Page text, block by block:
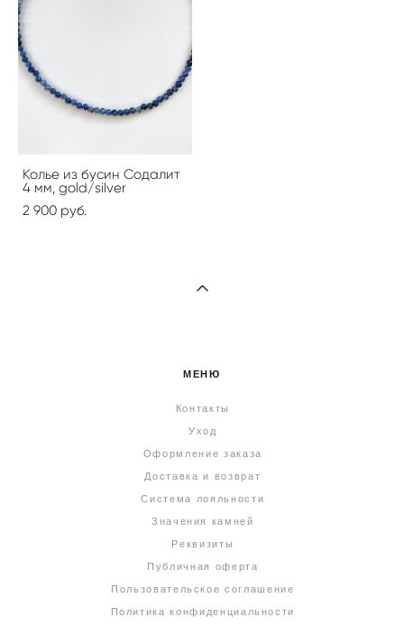
Колье из бусин Содалит
4 мм, gold/silver
2 900 pуб.
МЕНЮ
Контакты
Уход
Оформление заказа
Доставка и возврат
Система лояльности
Значения камней
Реквизиты
Публичная оферта
Пользовательское соглашение
Политика конфиденциальности